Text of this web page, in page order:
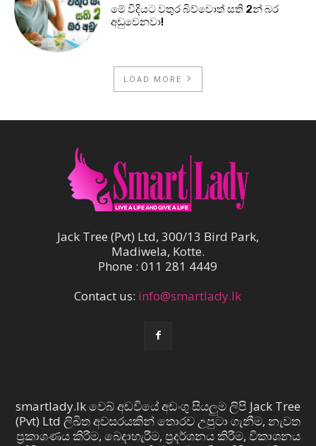
මේ විදියට වතුර බිව්වොත් සති 2න් බර
අඩුවෙනවා!
LOAD MORE
Jack Tree (Pvt) Ltd, 300/13 Bird Park,
Madiwela, Kotte.
Phone : 011 281 4449
Contact us: info@smartlady.lk
smartlady.lk වෙබ් අඩවියේ අඩංගු සියලුම ලිපි Jack Tree
(Pvt) Ltd ලිඛිත අවසරයකින් තොරව උපුටා ගැනීම, නැවත
ප්‍රකාශණය කිරීම, බෙදාහැරීම, ප්‍රදර්ශනය කිරීම, විකාශනය